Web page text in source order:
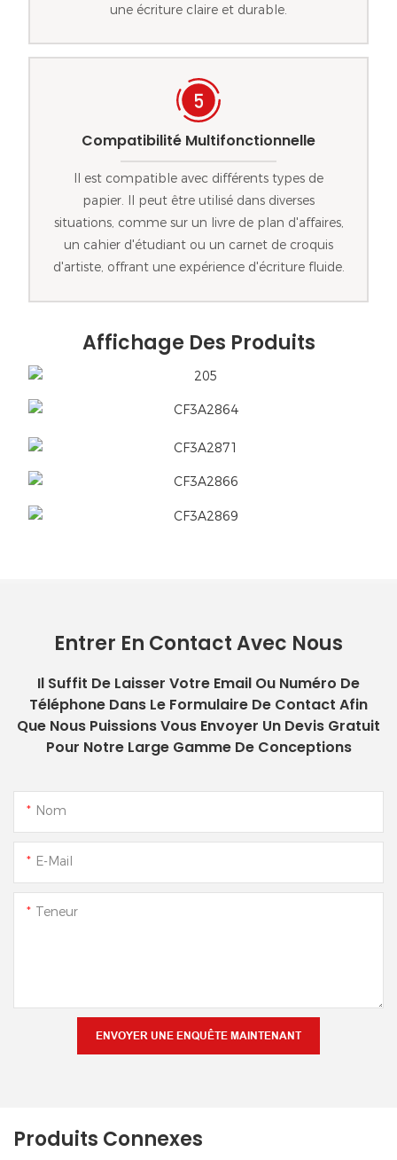
une écriture claire et durable.
Compatibilité Multifonctionnelle
Il est compatible avec différents types de
papier. Il peut être utilisé dans diverses
situations, comme sur un livre de plan d'affaires,
un cahier d'étudiant ou un carnet de croquis
d'artiste, offrant une expérience d'écriture fluide.
Affichage Des Produits
Entrer En Contact Avec Nous
Il Suffit De Laisser Votre Email Ou Numéro De
Téléphone Dans Le Formulaire De Contact Afin
Que Nous Puissions Vous Envoyer Un Devis Gratuit
Pour Notre Large Gamme De Conceptions
Nom
E-Mail
Teneur
ENVOYER UNE ENQUÊTE MAINTENANT
Produits Connexes